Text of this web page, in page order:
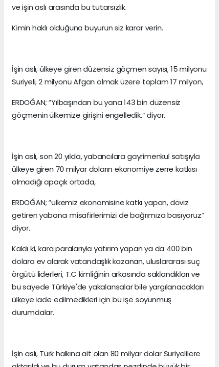
ve işin aslı arasında bu tutarsızlık.
Kimin haklı olduğuna buyurun siz karar verin.
İşin aslı, ülkeye giren düzensiz göçmen sayısı, 15 milyonu
Suriyeli, 2 milyonu Afgan olmak üzere toplam 17 milyon,
ERDOĞAN; “Yılbaşından bu yana 143 bin düzensiz
göçmenin ülkemize girişini engelledik.” diyor.
İşin aslı, son 20 yılda, yabancılara gayrimenkul satışıyla
ülkeye giren 70 milyar doların ekonomiye zerre katkısı
olmadığı apaçık ortada,
ERDOĞAN; “ülkemiz ekonomisine katkı yapan, döviz
getiren yabancı misafirlerimizi de bağrımıza basıyoruz”
diyor.
Kaldı ki, kara paralarıyla yatırım yapan ya da 400 bin
dolara ev alarak vatandaşlık kazanan, uluslararası suç
örgütü liderleri, T.C kimliğinin arkasında saklandıkları ve
bu sayede Türkiye'de yakalansalar bile yargılanacakları
ülkeye iade edilmedikleri için bu işe soyunmuş
durumdalar.
İşin aslı, Türk halkına ait olan 80 milyar dolar Suriyelilere